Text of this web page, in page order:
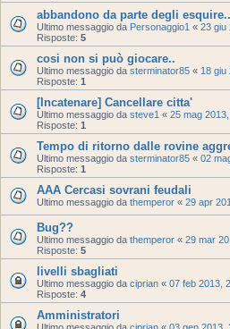
abbandono da parte degli
Ultimo messaggio da Personaggio1 « 23 giu
Risposte: 5
cosi non si può giocare..
Ultimo messaggio da sterminator85 « 18 giu
Risposte: 1
[Incatenare] Cancellare citta'
Ultimo messaggio da steve1 « 25 mag
Risposte: 1
Tempo di ritorno dalle rovine
Ultimo messaggio da sterminator85 « 02
Risposte: 1
AAA Cercasi sovrani feudali
Ultimo messaggio da themperor « 29 apr
Bug??
Ultimo messaggio da themperor « 29 mar
Risposte: 5
livelli sbagliati
Ultimo messaggio da ciprian « 07 feb 2013,
Risposte: 4
Amministratori
Ultimo messaggio da ciprian « 03 gen 2013,